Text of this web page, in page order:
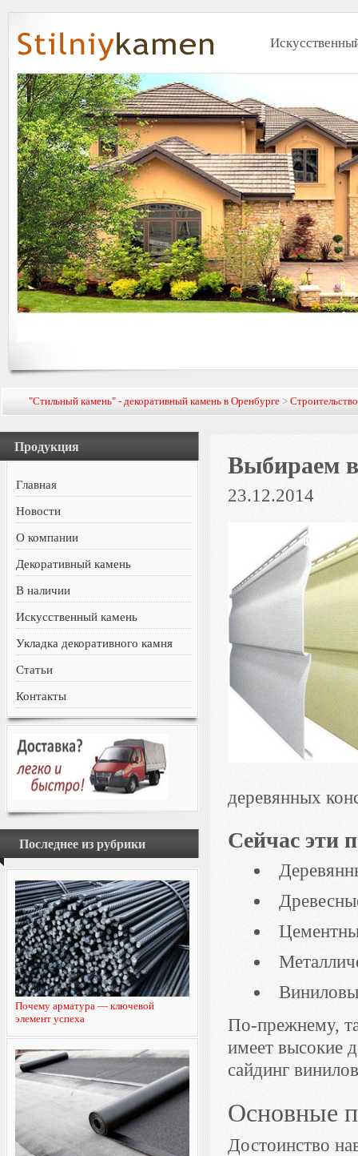
"Стильный камень" - декоративный камень в Оренбурге >Строительство
Продукция
Главная
Новости
О компании
Декоративный камень
В наличии
Искусственный камень
Укладка декоративного камня
Статьи
Контакты
Последнее из рубрики
Почему арматура — ключевой
элемент успеха
Выбираем
23.12.2014
деревянных
Сейчас эти
По-прежнему,
имеет высокие
сайдинг
Основные
Достоинство